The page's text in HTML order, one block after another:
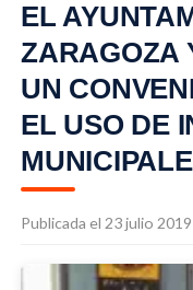
EL
ZARAGOZA
UN
EL USO DE
Publicada el 23 julio